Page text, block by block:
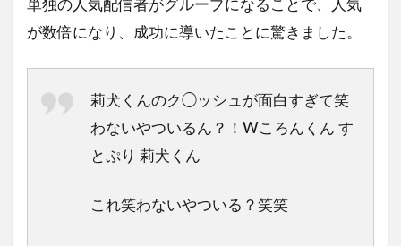
単独の人気配信者がグループになることで、人気
が数倍になり、成功に導いたことに驚きました。
莉犬くんのク◯ッシュが面白すぎて笑
わないやついるん？！Wころんくん す
とぷり 莉犬くん
これ笑わないやついる？笑笑